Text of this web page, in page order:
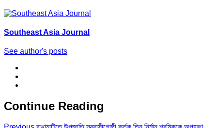
Southeast Asia Journal
See author's posts
Continue Reading